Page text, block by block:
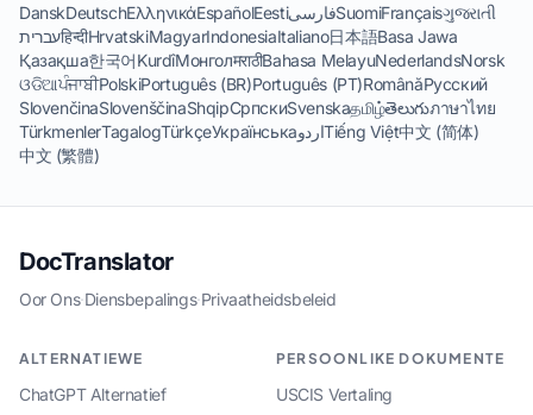
DanskDeutschΕλληνικάEspañolEestiفارسیSuomiFrançaisગુજરાતી
עבריתहिन्दीHrvatskiMagyarIndonesiaItaliano日本語Basa Jawa
Қазақша한국어KurdîМонголमराठीBahasa MelayuNederlandsNorsk
ଓଡିଆਪੰਜਾਬੀPolskiPortuguês (BR)Português (PT)RomânăРусский
SlovenčinaSlovenščinaShqipСрпскиSvenskaதமிழ்తెలుగుภาษาไทย
TürkmenlerTagalogTürkçeУкраїнськаاردوTiếng Việt中文 (简体)
中文 (繁體)
DocTranslator
Oor Ons·Diensbepalings·Privaatheidsbeleid
ALTERNATIEWE
ChatGPT Alternatief
PERSOONLIKE DOKUMENTE
USCIS Vertaling